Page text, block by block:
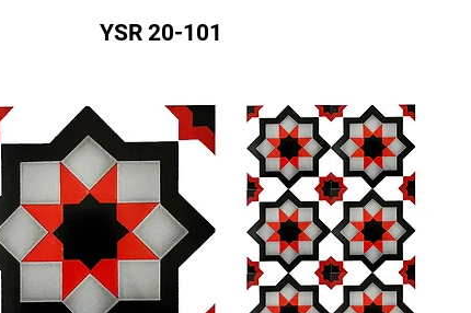
YSR 20-101